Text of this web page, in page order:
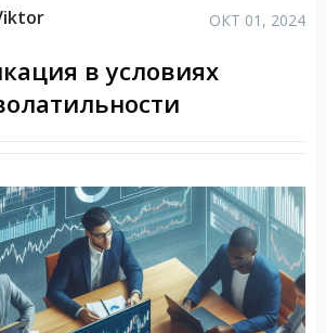
ОКТ 01, 2024
в условиях